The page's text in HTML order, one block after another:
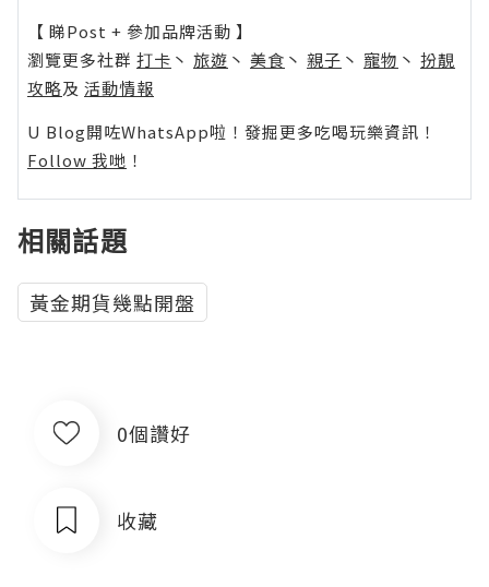
【 睇Post + 參加品牌活動 】
瀏覽更多社群 打卡 丶 旅遊 丶 美食 丶 親子 丶 寵物 丶 扮靚
攻略及 活動情報
U Blog開咗WhatsApp啦！發掘更多吃喝玩樂資訊！
Follow 我哋 ！
相關話題
黃金期貨幾點開盤
0個讚好
收藏